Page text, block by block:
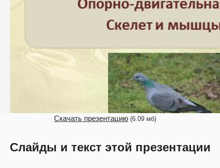
Скачать презентацию (6.09 мб)
Слайды и текст этой презентации